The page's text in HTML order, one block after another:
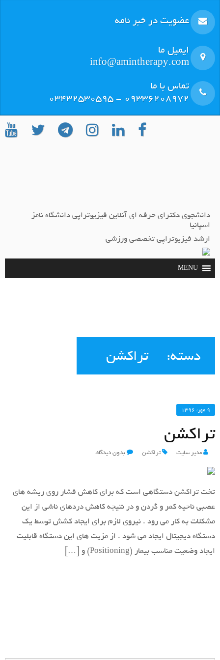
عضویت در خبر نامه
ایمیل ما
info@amintherapy.com
تماس با ما
٠٩٣٣٦٢٠٨٩٧٢ - ٠٣٤٣٢٥٣٠٥٩٥
دانشجوی دکترای حرفه ای آنلاین فیزیوتراپی دانشگاه نامز
اسپانیا
ارشد فيزيوتراپي تخصصي ورزشي
دسته: تراکشن
۹ مهر، ۱۳۹۶
تراکشن
مدیر سایت تراکشن بدون دیدگاه.
تخت تراکشن دستگاهی است که برای کاهش فشار روی ریشه های
عصبی ناحیه کمر و گردن و در نتیجه کاهش دردهای ناشی از این
مشکلات به کار می رود . نیروی لازم برای ایجاد کشش توسط یک
دستگاه دیجیتال ایجاد می شود . از مزیت های این دستگاه قابلیت
ایجاد وضعیت مناسب بیمار (Positioning) و […]